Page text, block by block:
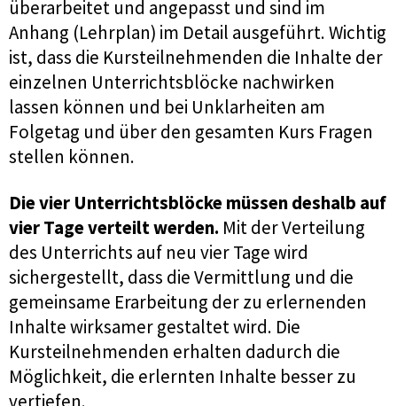
überarbeitet und angepasst und sind im
Anhang (Lehrplan) im Detail ausgeführt. Wichtig
ist, dass die Kursteilnehmenden die Inhalte der
einzelnen Unterrichtsblöcke nachwirken
lassen können und bei Unklarheiten am
Folgetag und über den gesamten Kurs Fragen
stellen können.
Die vier Unterrichtsblöcke müssen deshalb auf
vier Tage verteilt werden. Mit der Verteilung
des Unterrichts auf neu vier Tage wird
sichergestellt, dass die Vermittlung und die
gemeinsame Erarbeitung der zu erlernenden
Inhalte wirksamer gestaltet wird. Die
Kursteilnehmenden erhalten dadurch die
Möglichkeit, die erlernten Inhalte besser zu